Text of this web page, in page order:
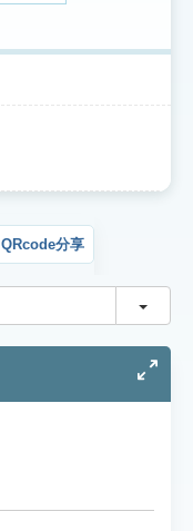
QRcode分享
切換